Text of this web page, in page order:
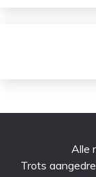
Alle
Trots